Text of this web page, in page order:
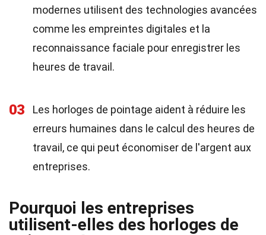
modernes utilisent des technologies avancées
comme les empreintes digitales et la
reconnaissance faciale pour enregistrer les
heures de travail.
03
Les horloges de pointage aident à réduire les
erreurs humaines dans le calcul des heures de
travail, ce qui peut économiser de l'argent aux
entreprises.
Pourquoi les entreprises
utilisent-elles des horloges de